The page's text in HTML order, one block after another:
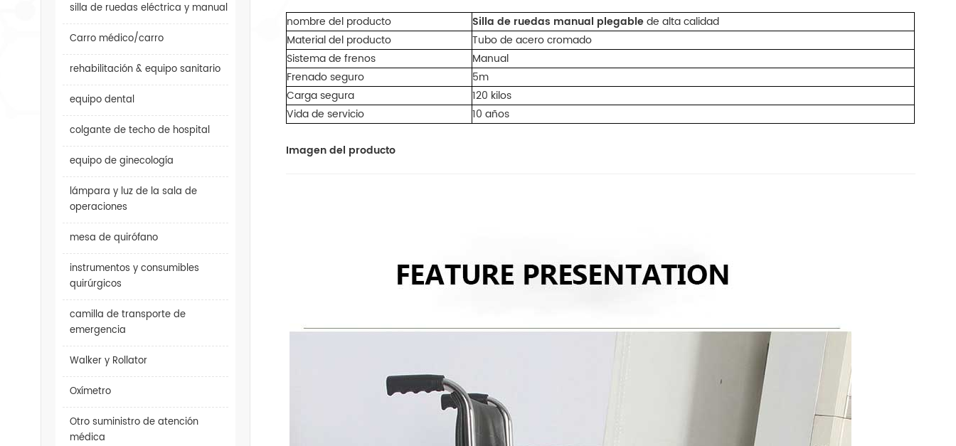
nombre del producto Silla de ruedas manual plegablede alta calidad
Material del producto
Tubo de acero cromado
Sistema de frenos
Manual
Frenado seguro
5m
Carga segura
120 kilos
Vida de servicio
10 años
Imagen del producto
silla de ruedas eléctrica y manual
Carro médico/carro
rehabilitación & equipo sanitario
equipo dental
colgante de techo de hospital
equipo de ginecología
lámpara y luz de la sala de
operaciones
mesa de quirófano
instrumentos y consumibles
quirúrgicos
camilla de transporte de
emergencia
Walker y Rollator
Oxímetro
Otro suministro de atención
médica